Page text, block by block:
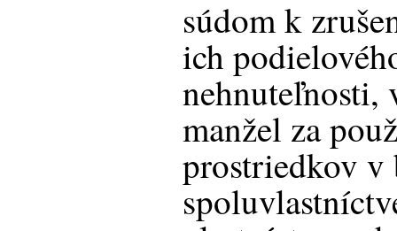
súdom k
ich
nehnuteľnosti,
manžel za
prostriedkov v